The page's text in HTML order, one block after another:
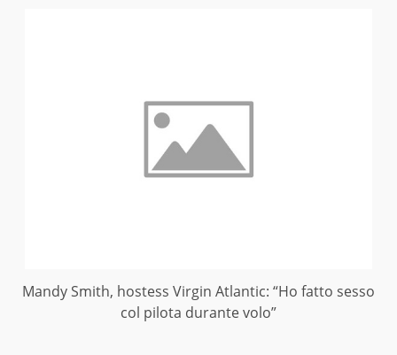
Mandy Smith, hostess Virgin Atlantic: “Ho fatto sesso
col pilota durante volo”